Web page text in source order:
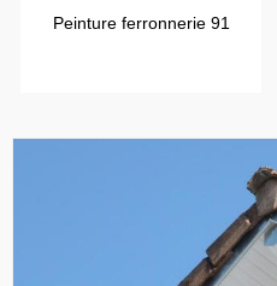
Peinture ferronnerie 91